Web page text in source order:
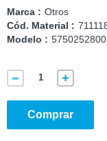
Marca : Otros
Cód. Material :
Modelo : 5750252800
Comprar